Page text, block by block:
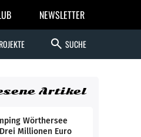
NEWSLETTER
search SUCHE
Artikel
Wörthersee
Millionen Euro